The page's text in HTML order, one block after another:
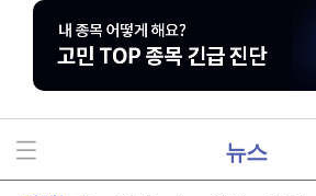
뉴스